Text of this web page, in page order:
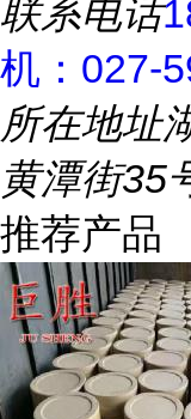
联系电话
机：027-
所在地址
黄潭街35
推荐产品